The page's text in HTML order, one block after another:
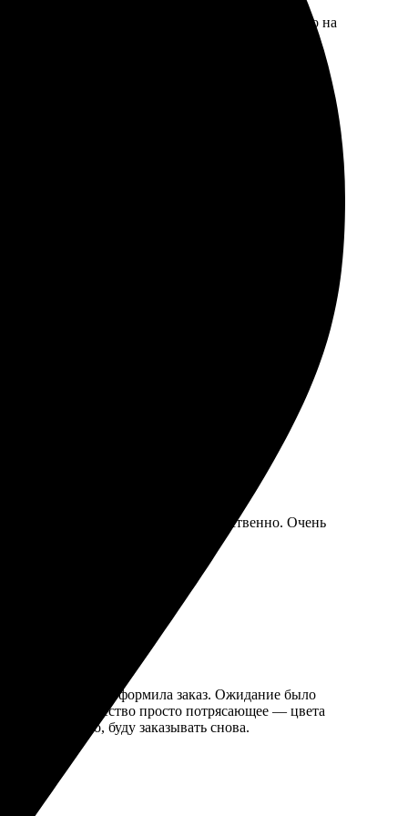
готовый заказ. Рамка аккуратная, качество на
Ждала печать около недели. Результат
Сделали на ура. Буду заказывать ещё!
Все сделали оперативно и качественно. Очень
нужный формат и оформила заказ. Ожидание было
работу. Качество просто потрясающее — цвета
Определенно, буду заказывать снова.